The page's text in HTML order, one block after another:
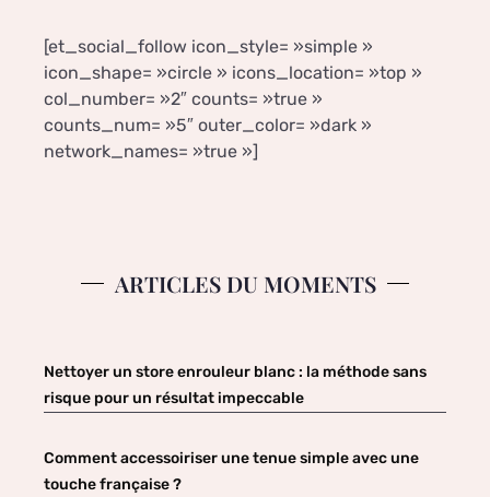
[et_social_follow icon_style= »simple »
icon_shape= »circle » icons_location= »top »
col_number= »2″ counts= »true »
counts_num= »5″ outer_color= »dark »
network_names= »true »]
ARTICLES DU MOMENTS
Nettoyer un store enrouleur blanc : la méthode sans
risque pour un résultat impeccable
Comment accessoiriser une tenue simple avec une
touche française ?